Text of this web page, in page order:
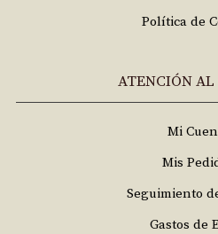
Política de
ATENCIÓN
Mi
Mis
Seguimiento
Gastos de